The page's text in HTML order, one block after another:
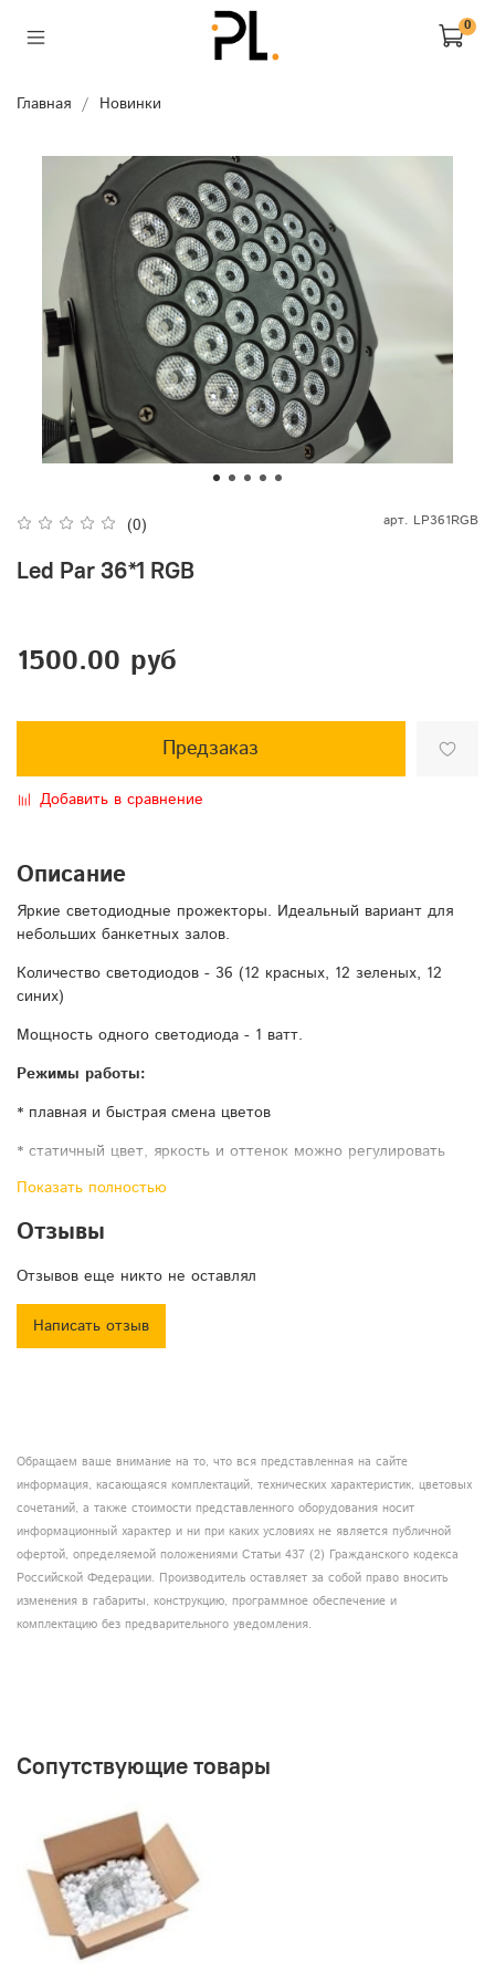
0
Главная Новинки
(0) арт. LP361RGB
Led Par 36*1 RGB
1500.00 руб
Предзаказ
Добавить в сравнение
Описание
Яркие светодиодные прожекторы. Идеальный вариант для
небольших банкетных залов.
Количество светодиодов - 36 (12 красных, 12 зеленых, 12
синих)
Мощность одного светодиода - 1 ватт.
Режимы работы:
* плавная и быстрая смена цветов
* статичный цвет, яркость и оттенок можно регулировать
* стробоскоп
* звуковая активация 9 видов
* режим Master Slave
* Dmx управление 3 и 7 каналов
Показать полностью
Отзывы
Отзывов еще никто не оставлял
Написать отзыв
Обращаем ваше внимание на то, что вся представленная на сайте
информация, касающаяся комплектаций, технических характеристик, цветовых
сочетаний, а также стоимости представленного оборудования носит
информационный характер и ни при каких условиях не является публичной
офертой, определяемой положениями Статьи 437 (2) Гражданского кодекса
Российской Федерации. Производитель оставляет за собой право вносить
изменения в габариты, конструкцию, программное обеспечение и
комплектацию без предварительного уведомления.
Сопутствующие товары